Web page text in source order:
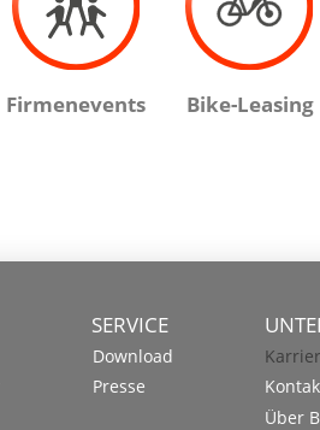
Firmenevents Bike-Leasing
SERVICE
Download
Presse
Über